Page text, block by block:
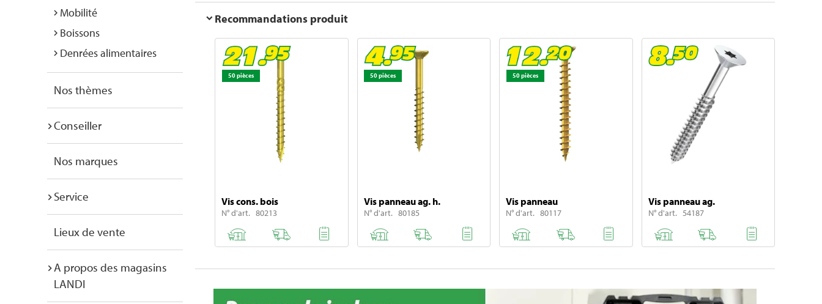
Mobilité
Boissons
Denrées alimentaires
Nos thèmes
Conseiller
Nos marques
Service
Lieux de vente
A propos des magasins
LANDI
Recommandations produit
50 pièces
Vis cons. bois
N° d'art. 80213
50 pièces
Vis panneau ag. h.
N° d'art. 80185
50 pièces
Vis panneau
N° d'art. 80117
Vis panneau ag.
N° d'art. 54187